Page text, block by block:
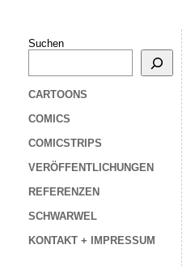
Suchen
CARTOONS
COMICS
COMICSTRIPS
VERÖFFENTLICHUNGEN
REFERENZEN
SCHWARWEL
KONTAKT + IMPRESSUM